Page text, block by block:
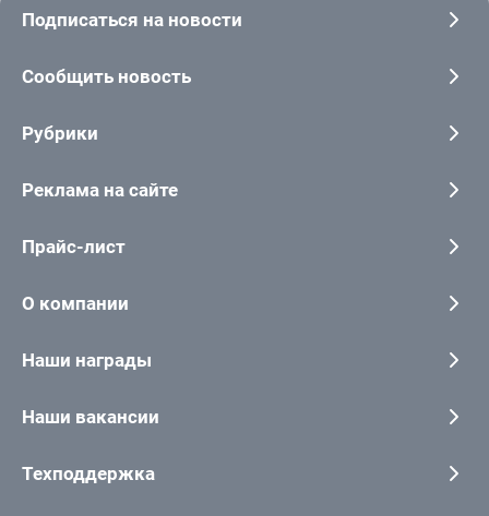
Подписаться на новости
Сообщить новость
Рубрики
Реклама на сайте
Прайс-лист
О компании
Наши награды
Наши вакансии
Техподдержка